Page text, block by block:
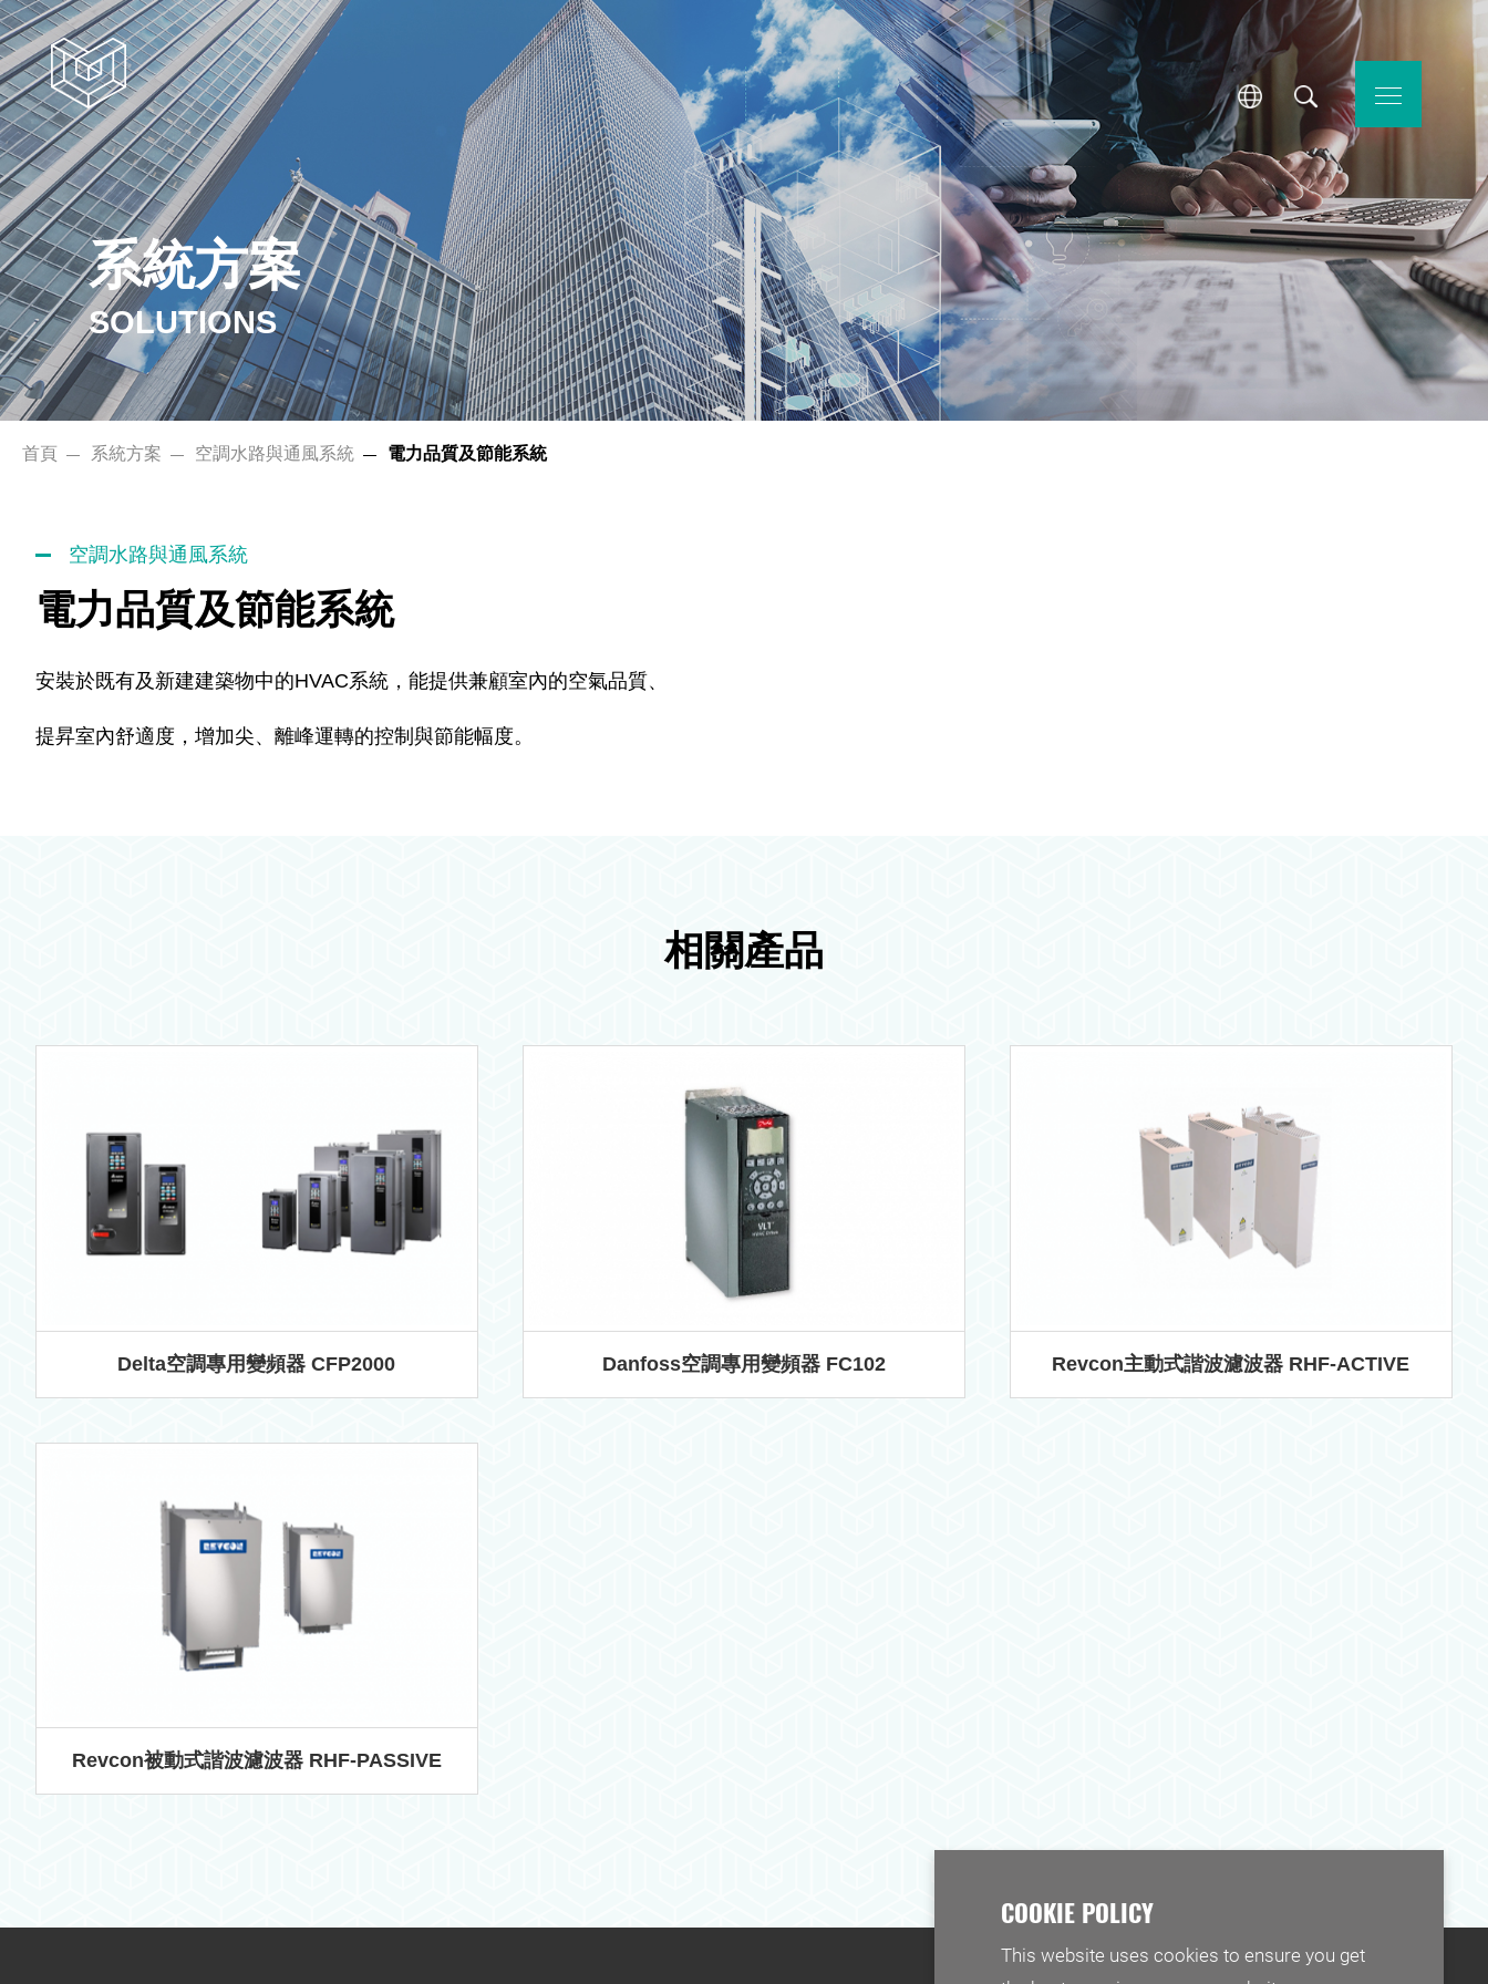
This website uses cookies to ensure you get
主選單
關於利邦 最新消息 系統方案 品牌代理 實績案例 技術服務 聯絡我們
繁體中文
ENGLISH
搜尋
系統方案
SOLUTIONS
系統方案
首頁 系統方案 空調水路與通風系統 電力品質及節能系統
空調水路與通風系統
電力品質及節能系統
安裝於既有及新建建築物中的HVAC系統，能提供兼顧室內的空氣品質、
提昇室內舒適度，增加尖、離峰運轉的控制與節能幅度。
相關產品
Delta空調專用變頻器 CFP2000 Danfoss空調專用變頻器 FC102 Revcon主動式諧波濾波器 RHF-ACTIVE
Revcon被動式諧波濾波器 RHF-PASSIVE